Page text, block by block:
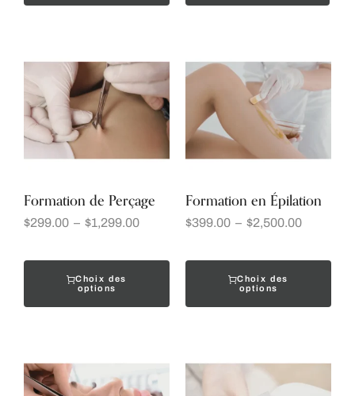
Formation de Perçage
$299.00 – $1,299.00
Choix des
options
Formation en Épilation
$399.00 – $2,500.00
Choix des
options